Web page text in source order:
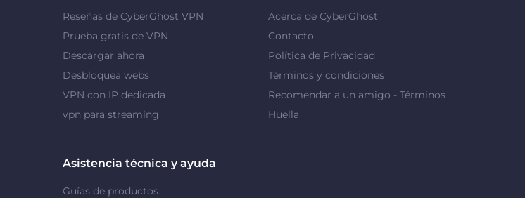
Reseñas de CyberGhost VPN
Prueba gratis de VPN
Descargar ahora
Desbloquea webs
VPN con IP dedicada
vpn para streaming
Acerca de CyberGhost
Contacto
Política de Privacidad
Términos y condiciones
Recomendar a un amigo - Términos
Huella
Asistencia técnica y ayuda
Guías de productos